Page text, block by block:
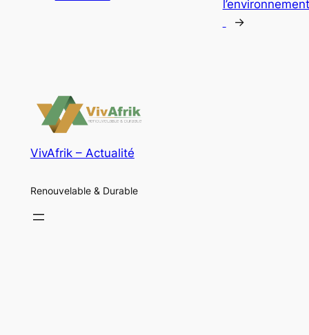
l’environnement
→
VivAfrik – Actualité
Renouvelable & Durable